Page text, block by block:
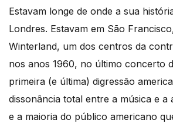
Estavam longe de onde a sua
Londres. Estavam em São
Winterland, um dos centros da
nos anos 1960, no último concerto
primeira (e última) digressão
dissonância total entre a música e a
e a maioria do público americano